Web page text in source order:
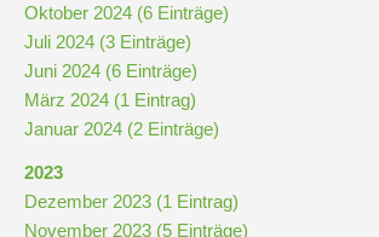
Bewegte
Pause
Schulsanitätsdienst
Unterricht
Oktober 2024 (6 Einträge)
Juli 2024 (3 Einträge)
Juni 2024 (6 Einträge)
März 2024 (1 Eintrag)
Januar 2024 (2 Einträge)
2023
Dezember 2023 (1 Eintrag)
November 2023 (5 Einträge)